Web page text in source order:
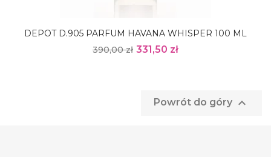
DEPOT D.905 PARFUM HAVANA WHISPER 100 ML
390,00 zł 331,50 zł
Powrót do góry 